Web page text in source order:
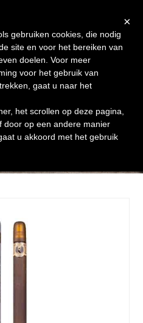
Winkelmand Shop
×
gebruiken cookies, die nodig
site en voor het bereiken van
doelen. Voor meer
voor het gebruik van
gaat u naar het
het scrollen op deze pagina,
door op een andere manier
u akkoord met het gebruik